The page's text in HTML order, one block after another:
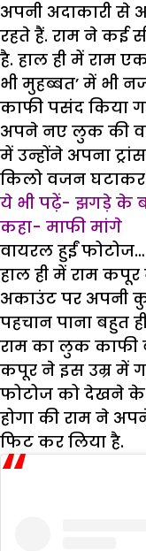
अपनी अदाकारी से
रहते हैं. राम ने कई
है. हाल ही में राम
भी मुहब्बत’ में भी
काफी पसंद किया
अपने नए लुक की
में उन्होंने अपना
किलो वजन
ये भी पढ़ें- झगड़े के
कहा- माफी मांगे
वायरल हुईं फोटोज…
हाल ही में राम
अकाउंट पर अपनी
पहचान पाना बहुत
राम का लुक काफी
कपूर ने इस उम्र में
फोटोज को देखने के
होगा की राम ने
फिट कर लिया है.